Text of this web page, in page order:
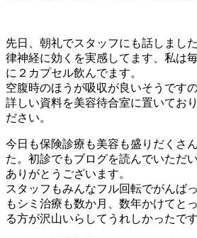
先日、朝礼でスタッフにも話しまし
律神経に効くを実感してます、私は
に２カプセル飲んでます。
空腹時のほうが吸収が良いそうです
詳しい資料を美容待合室に置いてお
ださい。
今日も保険診療も美容も盛りだくさ
た。初診でもブログを読んでいただ
ありがとうございます。
スタッフもみんなフル回転でがんば
もシミ治療も数か月、数年かけてと
る方が沢山いらしてうれしかったで